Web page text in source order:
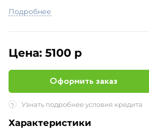
Подробнее
Цена: 5100 р
Оформить заказ
? Узнать подробнее условия кредита
Характеристики